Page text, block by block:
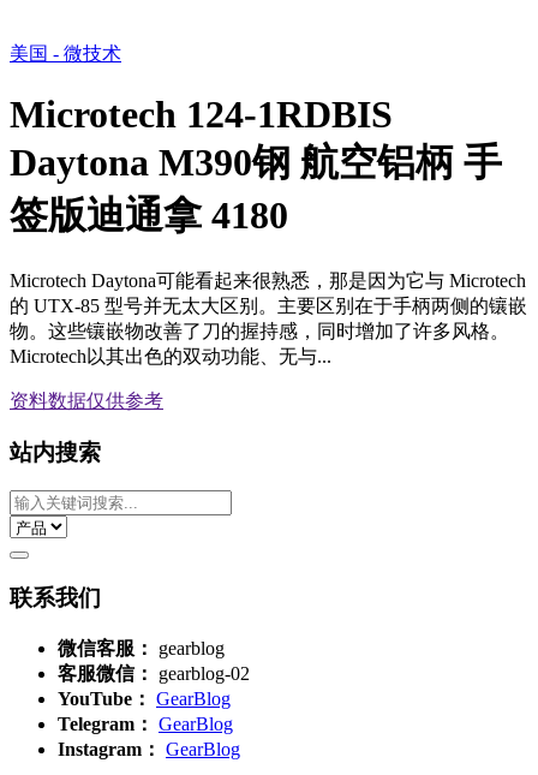
美国 - 微技术
Microtech 124-1RDBIS
Daytona M390钢 航空铝柄 手
签版迪通拿 4180
Microtech Daytona可能看起来很熟悉，那是因为它与 Microtech
的 UTX-85 型号并无太大区别。主要区别在于手柄两侧的镶嵌
物。这些镶嵌物改善了刀的握持感，同时增加了许多风格。
Microtech以其出色的双动功能、无与...
资料数据仅供参考
站内搜索
联系我们
微信客服：
gearblog
客服微信：
gearblog-02
YouTube： GearBlog
Telegram： GearBlog
Instagram： GearBlog